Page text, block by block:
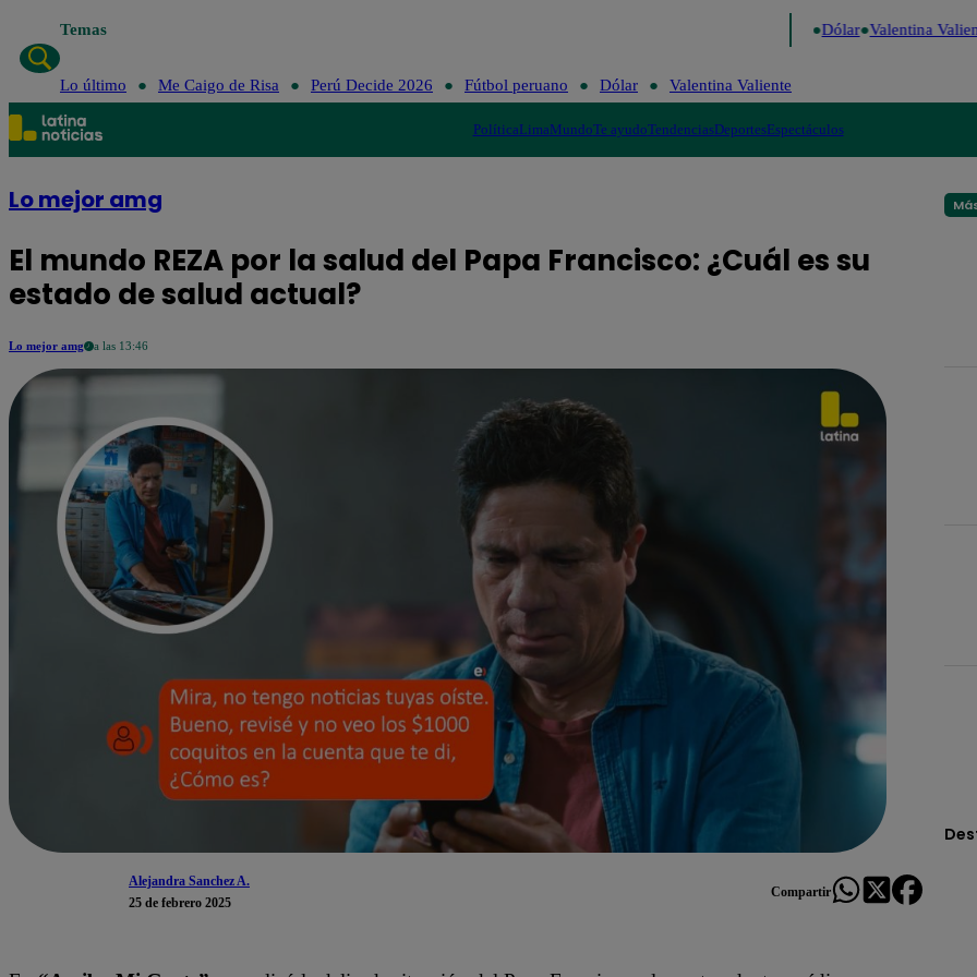
Temas Dólar Valentina
Lo último Me Caigo de Risa Perú Decide 2026 Fútbol peruano Dólar Valentina Valiente
PolíticaLimaMundoTe ayudoTendenciasDeportesEspectáculos
Lo mejor amg
El mundo REZA por la salud del Papa Francisco: ¿Cuál es su
estado de salud actual?
Lo mejor amg a las 13:46
Alejandra Sanchez A.
25 de febrero 2025
Compartir